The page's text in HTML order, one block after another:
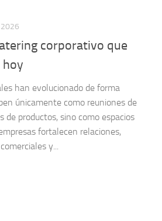
2026
corporativo que
hoy
han evolucionado de forma
únicamente como reuniones de
de productos, sino como espacios
fortalecen relaciones,
y...